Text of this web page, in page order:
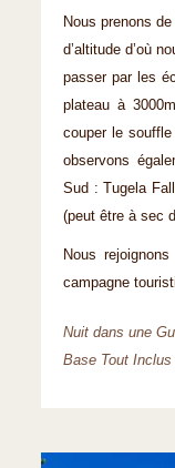
Nous prenons
d’altitude d’où
passer par les
plateau à
couper le
observons
Sud : Tugela
(peut être à sec
Nous
campagne
Nuit dans une
Base Tout Inclus